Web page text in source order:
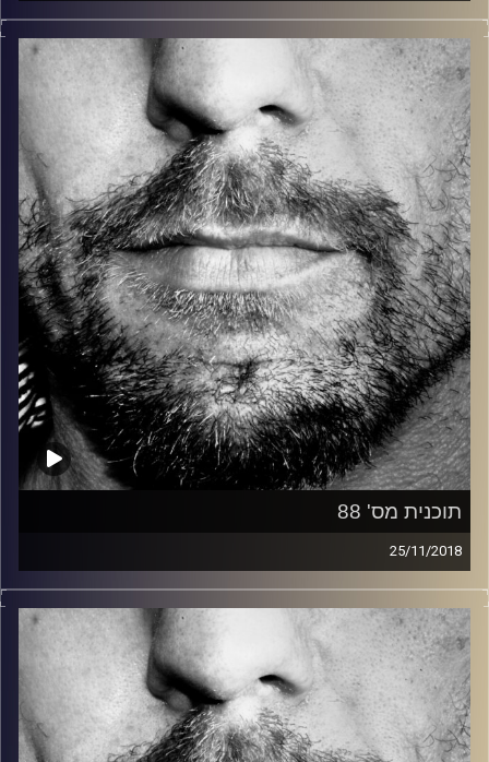
זיפים, מוזיקה מחוספסת של הופעות חיות. הרבה ג'אם, רוק,
בלוז, bluegrass, ג'אז, Fאנק, פרוגרסיב ואפילו אלקטרוניקה.
כל מה שחי, אמיתי ונושם.
עם שמוליק רגב.
קרדיט תמונות: David Goehring
תוכנית מס' 88
25/11/2018
זיפים, מוזיקה מחוספסת של הופעות חיות. הרבה ג'אם, רוק,
בלוז, bluegrass, ג'אז, Fאנק, פרוגרסיב ואפילו אלקטרוניקה.
כל מה שחי, אמיתי ונושם.
עם שמוליק רגב.
קרדיט תמונות: David Goehring